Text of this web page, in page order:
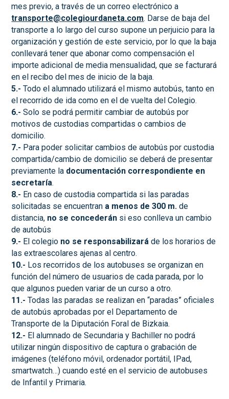
mes previo, a través de un correo electrónico a
transporte@colegiourdaneta.com. Darse de baja del
transporte a lo largo del curso supone un perjuicio para la
organización y gestión de este servicio, por lo que la baja
conllevará tener que abonar como compensación el
importe adicional de media mensualidad, que se facturará
en el recibo del mes de inicio de la baja.
5.- Todo el alumnado utilizará el mismo autobús, tanto en
el recorrido de ida como en el de vuelta del Colegio.
6.- Solo se podrá permitir cambiar de autobús por
motivos de custodias compartidas o cambios de
domicilio.
7.- Para poder solicitar cambios de autobús por custodia
compartida/cambio de domicilio se deberá de presentar
previamente la documentación correspondiente en
secretaría.
8.- En caso de custodia compartida si las paradas
solicitadas se encuentran a menos de 300 m. de
distancia, no se concederán si eso conlleva un cambio
de autobús
9.- El colegio no se responsabilizará de los horarios de
las extraescolares ajenas al centro.
10.- Los recorridos de los autobuses se organizan en
función del número de usuarios de cada parada, por lo
que algunos pueden variar de un curso a otro.
11.- Todas las paradas se realizan en “paradas” oficiales
de autobús aprobadas por el Departamento de
Transporte de la Diputación Foral de Bizkaia.
12.- El alumnado de Secundaria y Bachiller no podrá
utilizar ningún dispositivo de captura o grabación de
imágenes (teléfono móvil, ordenador portátil, IPad,
smartwatch…) cuando esté en el servicio de autobuses
de Infantil y Primaria.